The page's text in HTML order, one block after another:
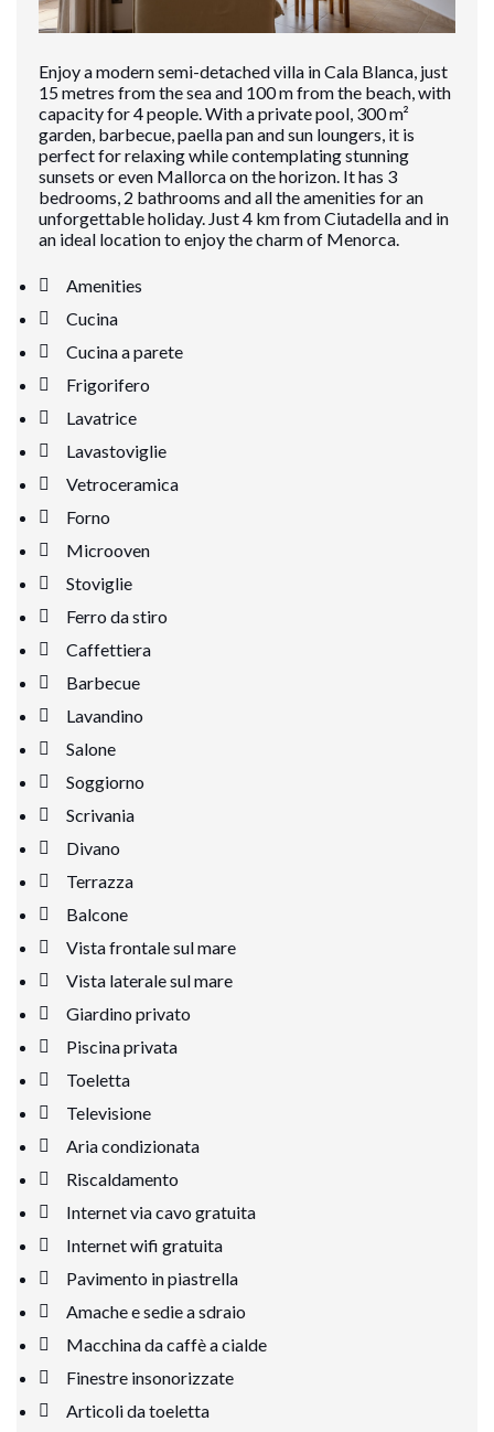
Enjoy a modern semi-detached villa in Cala Blanca, just
15 metres from the sea and 100 m from the beach, with
capacity for 4 people. With a private pool, 300 m²
garden, barbecue, paella pan and sun loungers, it is
perfect for relaxing while contemplating stunning
sunsets or even Mallorca on the horizon. It has 3
bedrooms, 2 bathrooms and all the amenities for an
unforgettable holiday. Just 4 km from Ciutadella and in
an ideal location to enjoy the charm of Menorca.
Amenities
Cucina
Cucina a parete
Frigorifero
Lavatrice
Lavastoviglie
Vetroceramica
Forno
Microoven
Stoviglie
Ferro da stiro
Caffettiera
Barbecue
Lavandino
Salone
Soggiorno
Scrivania
Divano
Terrazza
Balcone
Vista frontale sul mare
Vista laterale sul mare
Giardino privato
Piscina privata
Toeletta
Televisione
Aria condizionata
Riscaldamento
Internet via cavo gratuita
Internet wifi gratuita
Pavimento in piastrella
Amache e sedie a sdraio
Macchina da caffè a cialde
Finestre insonorizzate
Articoli da toeletta